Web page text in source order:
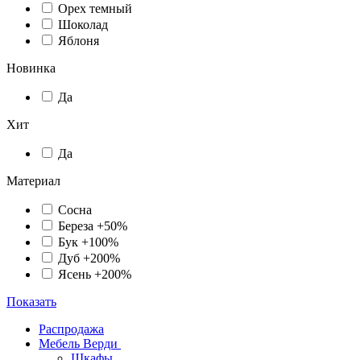
Орех темный
Шоколад
Яблоня
Новинка
Да
Хит
Да
Материал
Сосна
Береза +50%
Бук +100%
Дуб +200%
Ясень +200%
Показать
Распродажа
Мебель Верди